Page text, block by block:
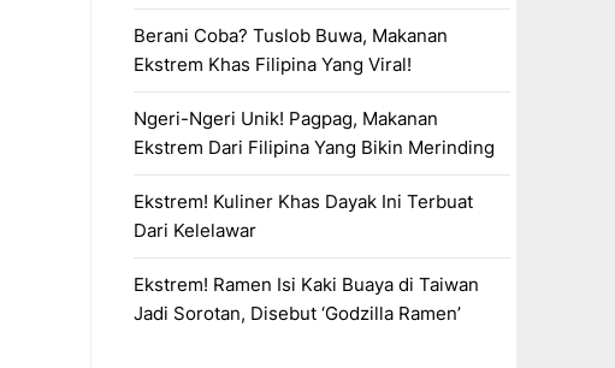
Berani Coba? Tuslob Buwa, Makanan
Ekstrem Khas Filipina Yang Viral!
Ngeri-Ngeri Unik! Pagpag, Makanan
Ekstrem Dari Filipina Yang Bikin Merinding
Ekstrem! Kuliner Khas Dayak Ini Terbuat
Dari Kelelawar
Ekstrem! Ramen Isi Kaki Buaya di Taiwan
Jadi Sorotan, Disebut ‘Godzilla Ramen’